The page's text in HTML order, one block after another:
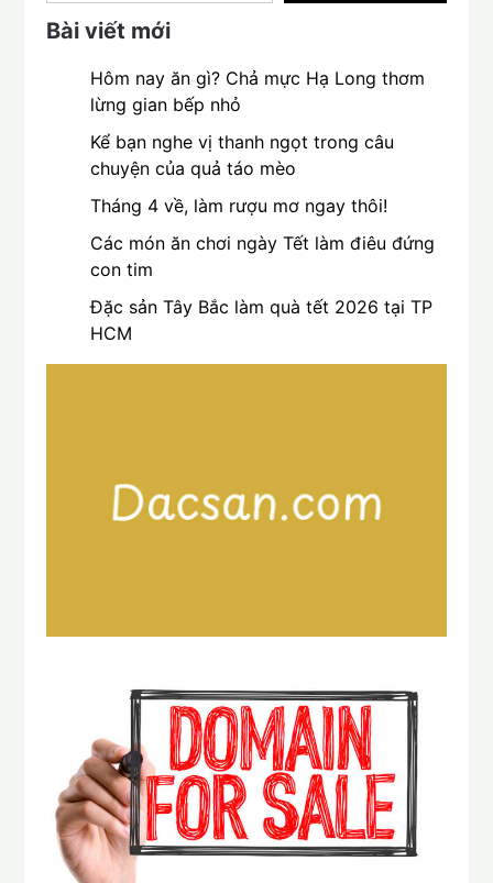
Bài viết mới
Hôm nay ăn gì? Chả mực Hạ Long thơm
lừng gian bếp nhỏ
Kể bạn nghe vị thanh ngọt trong câu
chuyện của quả táo mèo
Tháng 4 về, làm rượu mơ ngay thôi!
Các món ăn chơi ngày Tết làm điêu đứng
con tim
Đặc sản Tây Bắc làm quà tết 2026 tại TP
HCM